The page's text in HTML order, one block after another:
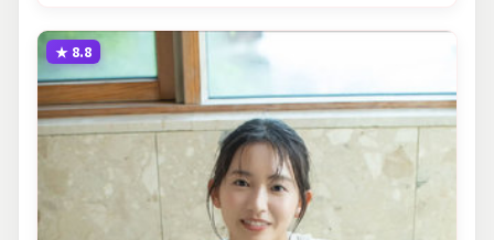
★ 8.8